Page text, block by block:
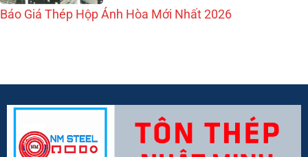
Báo Giá Thép Hộp Ánh Hòa Mới Nhất 2026